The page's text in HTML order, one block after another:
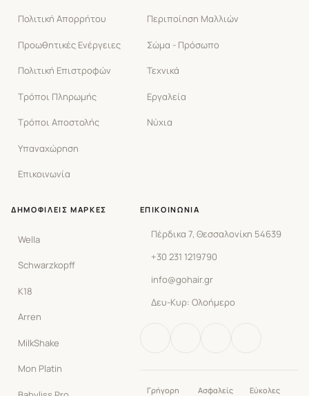
Πολιτική Απορρήτου
Προωθητικές Ενέργειες
Πολιτική Επιστροφών
Τρόποι Πληρωμής
Τρόποι Αποστολής
Υπαναχώρηση
Επικοινωνία
Περιποίηση Μαλλιών
Σώμα - Πρόσωπο
Τεχνικά
Εργαλεία
Νύχια
ΔΗΜΟΦΙΛΕΊΣ ΜΆΡΚΕΣ
Wella
Schwarzkopff
K18
Arren
MilkShake
Mon Platin
ΕΠΙΚΟΙΝΩΝΊΑ
Πέρδικα 7, Θεσσαλονίκη 54639
+30 231 1219790
info@gohair.gr
Δευ-Κυρ: Ολοήμερο
Γρήγορη Ασφαλείς Εύκολες